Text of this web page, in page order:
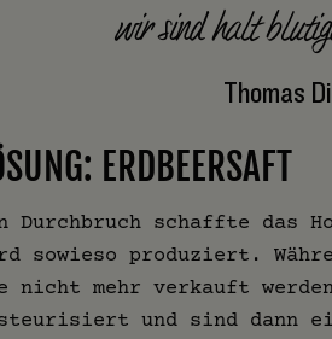
wir sind halt
Thomas
ERDBEERSAFT
Durchbruch schaffte das
sowieso produziert.
nicht mehr verkauft
und sind dann